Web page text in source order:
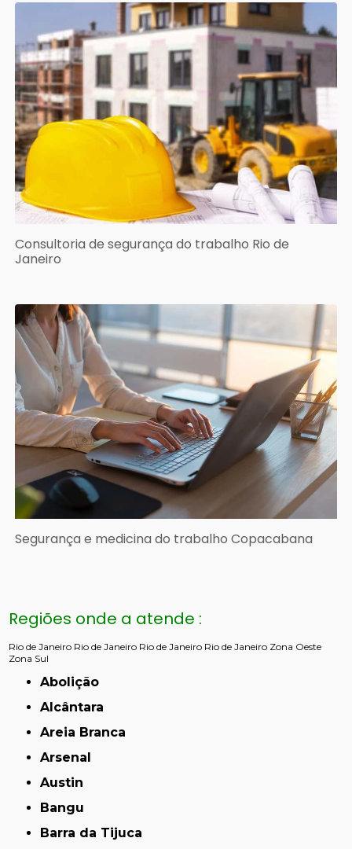
Consultoria de segurança do trabalho Rio de
Janeiro
Segurança e medicina do trabalho Copacabana
Regiões onde a atende :
Rio de Janeiro Rio de Janeiro Rio de Janeiro Rio de Janeiro Zona Oeste
Zona Sul
Abolição
Alcântara
Areia Branca
Arsenal
Austin
Bangu
Barra da Tijuca